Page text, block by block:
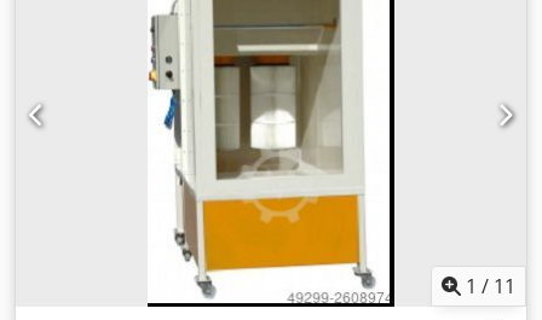
1 / 11